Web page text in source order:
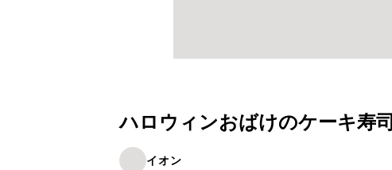
ハロウィンおばけのケーキ寿司
イオン